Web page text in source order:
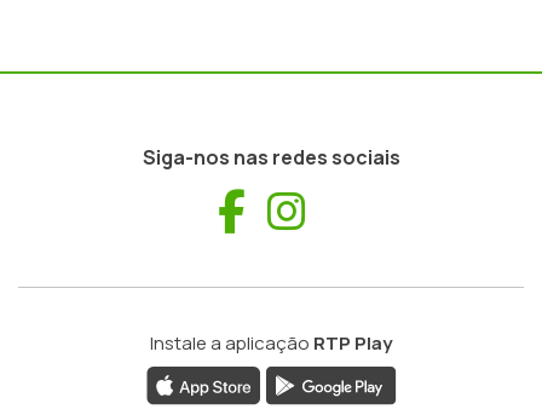
Siga-nos nas redes sociais
Facebook
Instale a aplicação RTP Play